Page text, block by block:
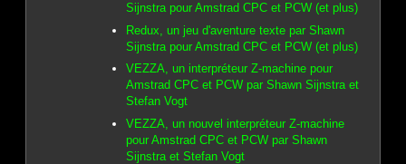
Sijnstra pour Amstrad CPC et PCW (et plus)
Redux, un jeu d'aventure texte par Shawn
Sijnstra pour Amstrad CPC et PCW (et plus)
VEZZA, un interpréteur Z-machine pour
Amstrad CPC et PCW par Shawn Sijnstra et
Stefan Vogt
VEZZA, un nouvel interpréteur Z-machine
pour Amstrad CPC et PCW par Shawn
Sijnstra et Stefan Vogt